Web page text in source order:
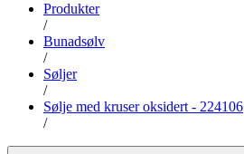
Produkter
/
Bunadsølv
/
Søljer
/
Sølje med kruser oksidert - 224106
/